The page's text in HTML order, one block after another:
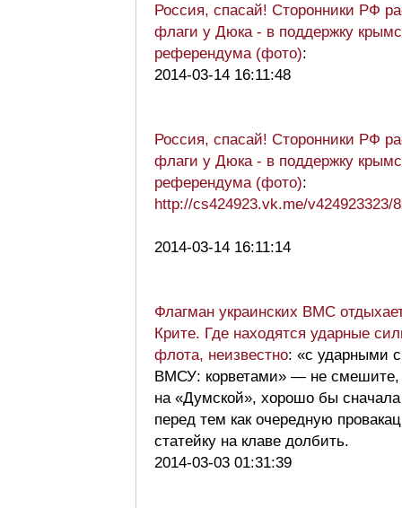
Россия, спасай! Сторонники РФ
флаги у Дюка - в поддержку
референдума (фото):
2014-03-14 16:11:48
Россия, спасай! Сторонники РФ
флаги у Дюка - в поддержку
референдума (фото):
http://cs424923.vk.me/
2014-03-14 16:11:14
Флагман украинских ВМС
Крите. Где находятся ударные
флота, неизвестно: «с ударными
ВМСУ: корветами» — не смешите,
на «Думской», хорошо бы
перед тем как очередную
статейку на клаве долбить.
2014-03-03 01:31:39